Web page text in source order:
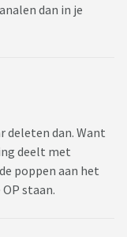
dan in je
deleten dan. Want
deelt met
poppen aan het
staan.